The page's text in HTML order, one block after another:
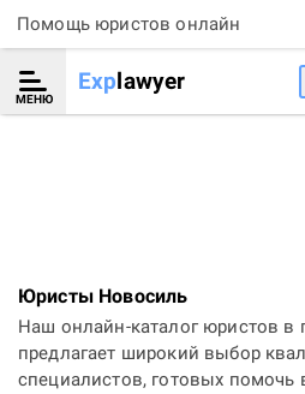
Помощь юристов онлайн
МЕНЮ
Explawyer
Юристы Новосиль
Наш онлайн-каталог юристов в
предлагает широкий выбор
специалистов, готовых